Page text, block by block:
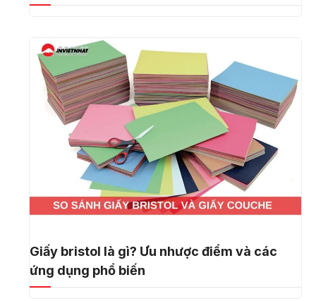
Giấy bristol là gì? Ưu nhược điểm và các
ứng dụng phổ biến